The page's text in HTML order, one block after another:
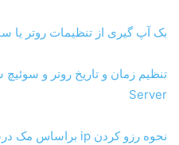
بک آپ گیری از تنظیمات روتر یا
Server
نحوه رزو کردن ip براساس مک درسوییچ و روترهای سیسکو